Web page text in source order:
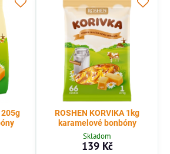
205g
ROSHEN KORVIKA 1kg
karamelové bonbóny
Skladom
139 Kč